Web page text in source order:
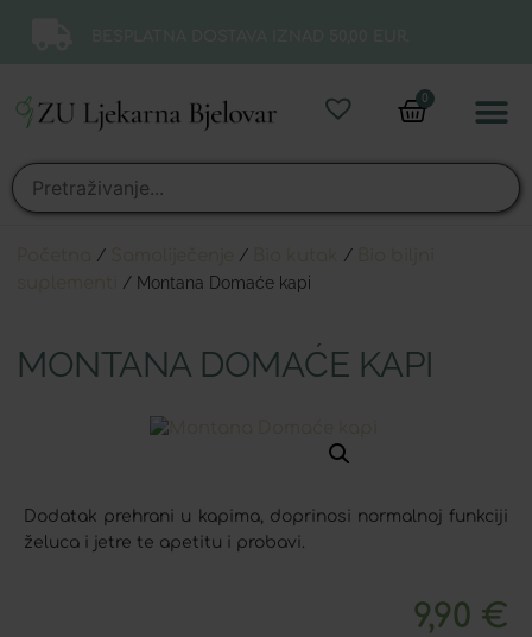
0
/ / /
/ Montana Domaće kapi
MONTANA DOMAĆE KAPI
Dodatak prehrani u kapima, doprinosi normalnoj funkciji
želuca i jetre te apetitu i probavi.
9,90 €